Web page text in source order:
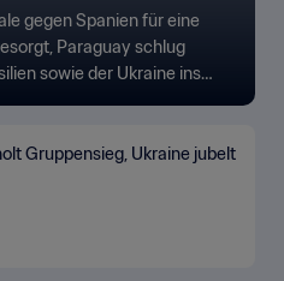
gegen Spanien für eine
Paraguay schlug
sowie der Ukraine ins
Gruppensieg, Ukraine jubelt